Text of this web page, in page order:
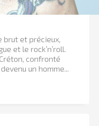
brut et précieux,
et le rock’n’roll.
confronté
un homme...